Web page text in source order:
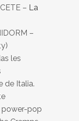
– La
–
les
de Italia.
power-pop